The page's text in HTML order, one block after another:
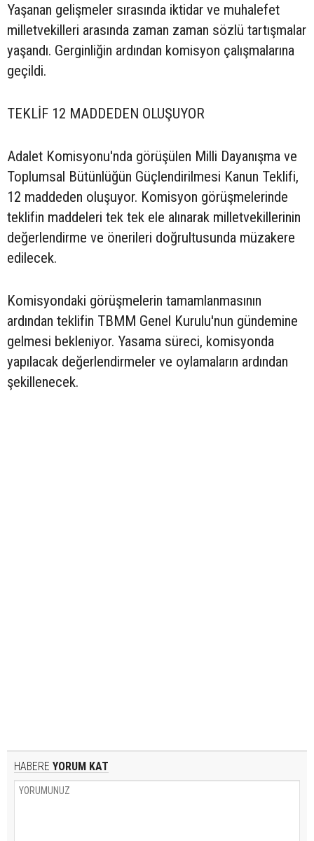
Yaşanan gelişmeler sırasında iktidar ve muhalefet
milletvekilleri arasında zaman zaman sözlü tartışmalar
yaşandı. Gerginliğin ardından komisyon çalışmalarına
geçildi.
TEKLİF 12 MADDEDEN OLUŞUYOR
Adalet Komisyonu'nda görüşülen Milli Dayanışma ve
Toplumsal Bütünlüğün Güçlendirilmesi Kanun Teklifi,
12 maddeden oluşuyor. Komisyon görüşmelerinde
teklifin maddeleri tek tek ele alınarak milletvekillerinin
değerlendirme ve önerileri doğrultusunda müzakere
edilecek.
Komisyondaki görüşmelerin tamamlanmasının
ardından teklifin TBMM Genel Kurulu'nun gündemine
gelmesi bekleniyor. Yasama süreci, komisyonda
yapılacak değerlendirmeler ve oylamaların ardından
şekillenecek.
HABERE YORUM KAT